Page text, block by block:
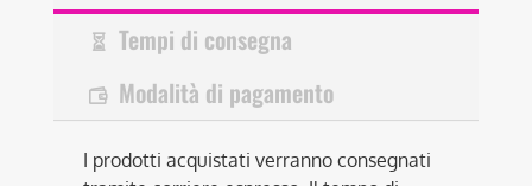
Tempi di consegna
Modalità di pagamento
I prodotti acquistati verranno consegnati